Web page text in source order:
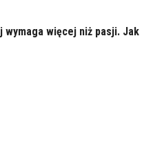
więcej niż pasji. Jak